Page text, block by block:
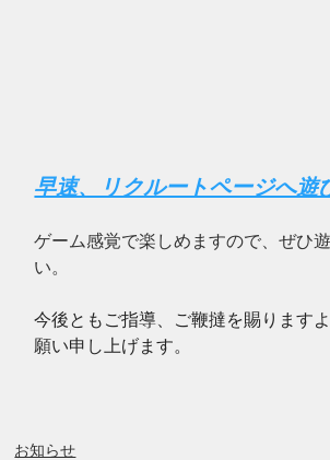
早速、リクルートページへ遊
ゲーム感覚で楽しめますので、ぜひ
い。
今後ともご指導、ご鞭撻を賜ります
願い申し上げます。
お知らせ